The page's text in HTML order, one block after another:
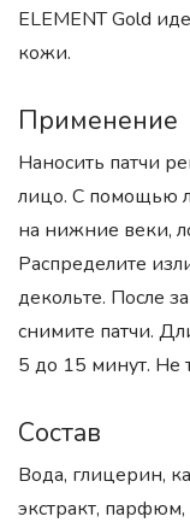
ELEMENT Gold
кожи.
Применение
Наносить патчи
лицо. С помощью
на нижние веки,
Распределите
декольте. После
снимите патчи.
5 до 15 минут. Не
Состав
Вода, глицерин,
экстракт,